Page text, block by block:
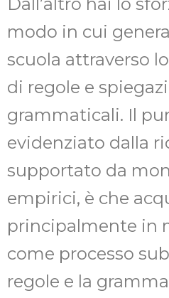
modo in cui
scuola attraverso
di regole e
grammaticali. Il
evidenziato dalla
supportato da
empirici, è che
principalmente in
come processo
regole e la